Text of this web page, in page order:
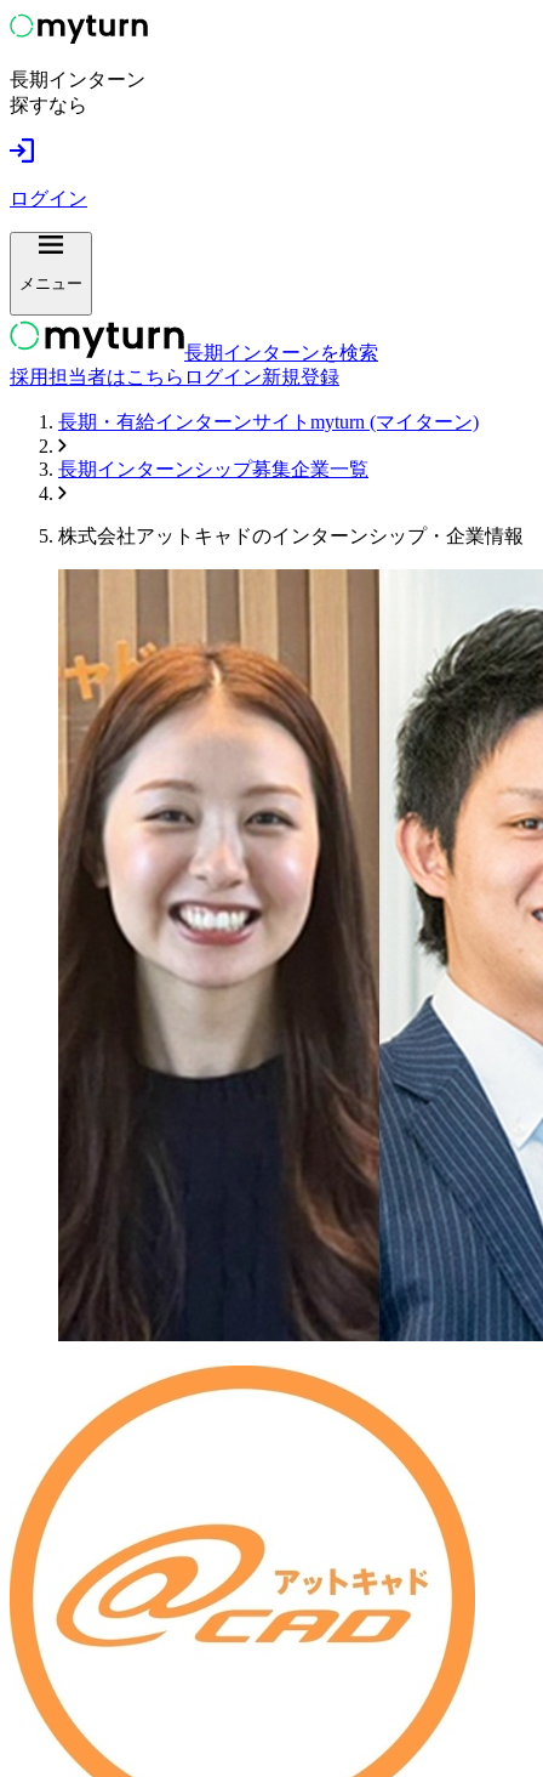
長期インターン
探すなら
ログイン
メニュー
長期インターンを検索
採用担当者はこちら ログイン新規登録
長期・有給インターンサイトmyturn (マイターン)
長期インターンシップ募集企業一覧
株式会社アットキャドのインターンシップ・企業情報